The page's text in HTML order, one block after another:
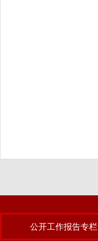
公开工作报告专栏